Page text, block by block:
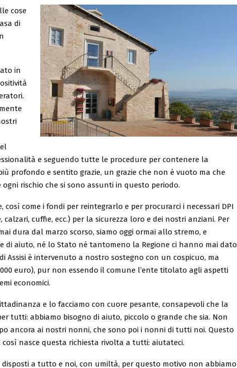
cose
di
in
e seguendo tutte le procedure per contenere la
profondo e sentito grazie, un grazie che non è vuoto ma che
rischio che si sono assunti in questo periodo.
così come i fondi per reintegrarlo e per procurarci i necessari DPI
calzari, cuffie, ecc.) per la sicurezza loro e dei nostri anziani. Per
dura dal marzo scorso, siamo oggi ormai allo stremo, e
aiuto, né lo Stato né tantomeno la Regione ci hanno mai dato
Assisi è intervenuto a nostro sostegno con un cospicuo, ma
euro), pur non essendo il comune l’ente titolato agli aspetti
economici.
e lo facciamo con cuore pesante, consapevoli che la
tutti: abbiamo bisogno di aiuto, piccolo o grande che sia. Non
ancora ai nostri nonni, che sono poi i nonni di tutti noi. Questo
così nasce questa richiesta rivolta a tutti: aiutateci.
disposti a tutto e noi, con umiltà, per questo motivo non abbiamo